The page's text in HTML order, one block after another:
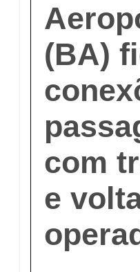
(BA)
com
e